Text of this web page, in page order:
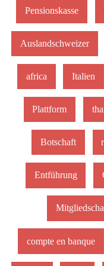
Pensionskasse
Auslandschweizer
africa Italien
Plattform
Botschaft
Entführung
compte en banque